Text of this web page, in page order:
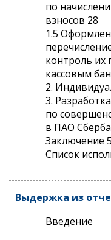
по
взносов 28
1.5
контроль их
кассовым
2.
3.
по
в ПАО
Заключение
Список
Выдержка из
Введение